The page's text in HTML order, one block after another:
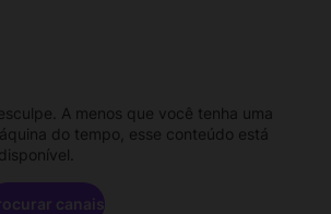
A menos que você tenha uma
do tempo, esse conteúdo está
canais